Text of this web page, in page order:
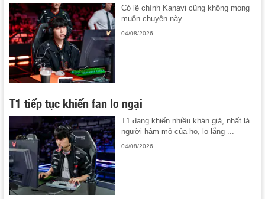
Có lẽ chính Kanavi cũng không mong
muốn chuyện này.
04/08/2026
T1 tiếp tục khiến fan lo ngại
T1 đang khiến nhiều khán giả, nhất là
người hâm mộ của họ, lo lắng ...
04/08/2026